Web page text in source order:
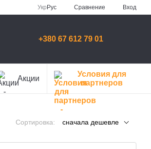
Укр Рус Сравнение Вход
+380 67 612 79 01
Акции
Условия для
партнеров
Сортировка: сначала дешевле